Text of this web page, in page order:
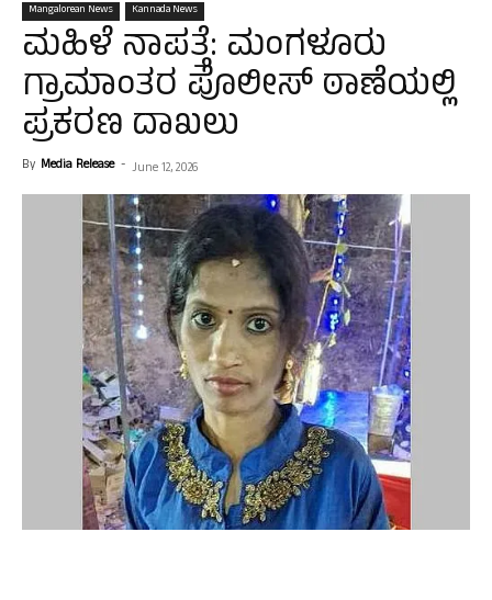
Mangalorean News Kannada News
ಮಹಿಳೆ ನಾಪತ್ತೆ: ಮಂಗಳೂರು
ಗ್ರಾಮಾಂತರ ಪೊಲೀಸ್ ಠಾಣೆಯಲ್ಲಿ
ಪ್ರಕರಣ ದಾಖಲು
By Media Release - June 12, 2026